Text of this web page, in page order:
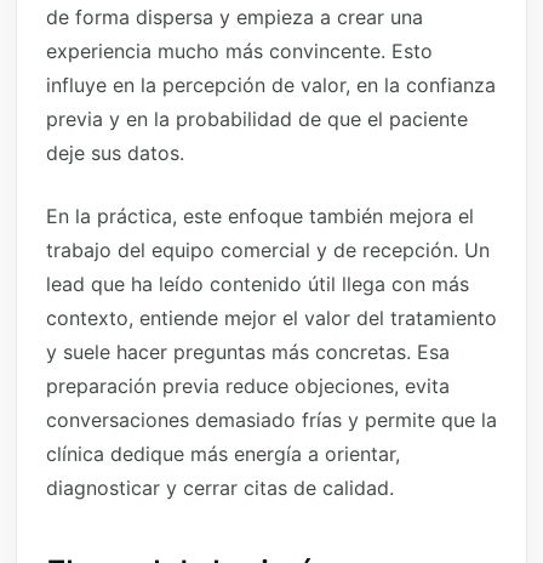
de forma dispersa y empieza a crear una
experiencia mucho más convincente. Esto
influye en la percepción de valor, en la confianza
previa y en la probabilidad de que el paciente
deje sus datos.
En la práctica, este enfoque también mejora el
trabajo del equipo comercial y de recepción. Un
lead que ha leído contenido útil llega con más
contexto, entiende mejor el valor del tratamiento
y suele hacer preguntas más concretas. Esa
preparación previa reduce objeciones, evita
conversaciones demasiado frías y permite que la
clínica dedique más energía a orientar,
diagnosticar y cerrar citas de calidad.